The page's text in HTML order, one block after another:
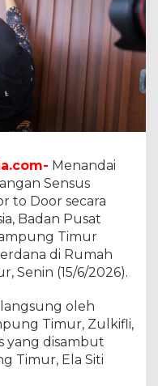
Menandai
Sensus
to Door secara
Badan Pusat
Timur
di Rumah
Senin (15/6/2026).
oleh
Timur, Zulkifli,
yang disambut
Timur, Ela Siti